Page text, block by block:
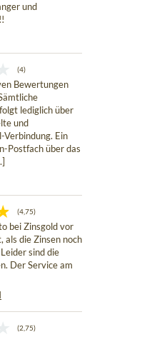
und
(4)
Bewertungen
lediglich über
und
Verbindung. Ein
Postfach über das
(4,75)
bei Zinsgold vor
die Zinsen noch
sind die
Der Service am
(2,75)